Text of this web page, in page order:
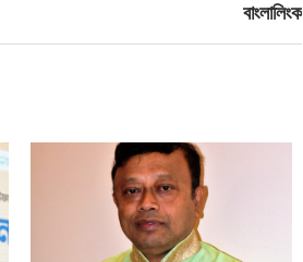
বাংলালিংক